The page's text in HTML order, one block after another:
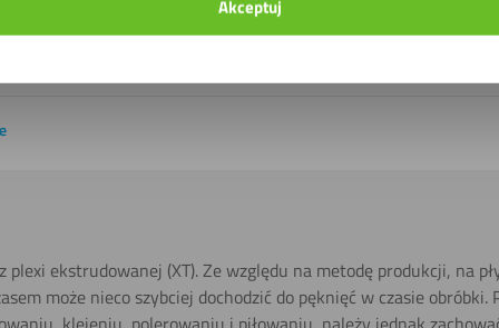
Akceptuj
plexi ekstrudowanej (XT). Ze względu na metodę produkcji, na
może nieco szybciej dochodzić do pęknięć w czasie obróbki.